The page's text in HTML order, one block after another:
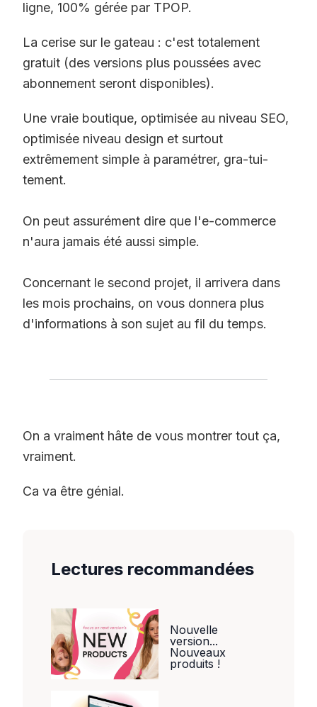
ligne, 100% gérée par TPOP.
La cerise sur le gateau : c'est totalement
gratuit (des versions plus poussées avec
abonnement seront disponibles).
Une vraie boutique, optimisée au niveau SEO,
optimisée niveau design et surtout
extrêmement simple à paramétrer, gra-tui-
tement.
On peut assurément dire que l'e-commerce
n'aura jamais été aussi simple.
Concernant le second projet, il arrivera dans
les mois prochains, on vous donnera plus
d'informations à son sujet au fil du temps.
On a vraiment hâte de vous montrer tout ça,
vraiment.
Ca va être génial.
Lectures recommandées
Nouvelle
version...
Nouveaux
produits !